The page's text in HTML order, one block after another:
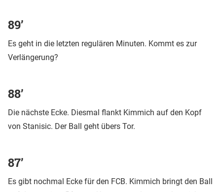
89’
Es geht in die letzten regulären Minuten. Kommt es zur
Verlängerung?
88’
Die nächste Ecke. Diesmal flankt Kimmich auf den Kopf
von Stanisic. Der Ball geht übers Tor.
87’
Es gibt nochmal Ecke für den FCB. Kimmich bringt den Ball